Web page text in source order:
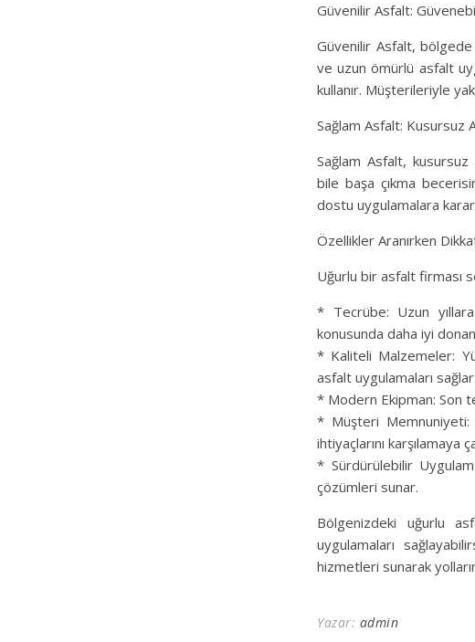
Güvenilir Asfalt:
Güvenilir Asfalt, bölgede
ve uzun ömürlü asfalt
kullanır. Müşterileriyle
Sağlam Asfalt: Kusursuz
Sağlam Asfalt, kusursuz
bile başa çıkma
dostu uygulamalara
Özellikler Aranırken
Uğurlu bir asfalt firması
* Tecrübe: Uzun
konusunda daha iyi
* Kaliteli Malzemeler:
asfalt uygulamaları sağlar.
* Modern Ekipman: Son
* Müşteri
ihtiyaçlarını karşılamaya
* Sürdürülebilir
çözümleri sunar.
Bölgenizdeki uğurlu
uygulamaları
hizmetleri sunarak
Yazar: admin